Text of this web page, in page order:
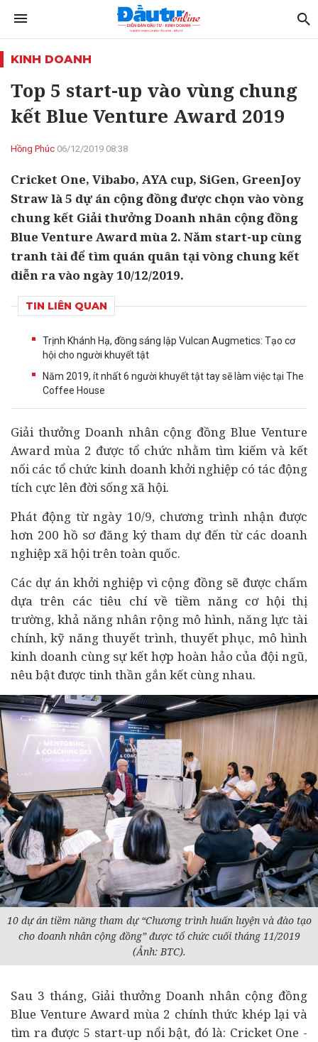
KINH DOANH
Top 5 start-up vào vùng chung
kết Blue Venture Award 2019
Hồng Phúc 06/12/2019 08:38
Cricket One, Vibabo, AYA cup, SiGen, GreenJoy
Straw là 5 dự án cộng đồng được chọn vào vòng
chung kết Giải thưởng Doanh nhân cộng đồng
Blue Venture Award mùa 2. Năm start-up cùng
tranh tài để tìm quán quân tại vòng chung kết
diễn ra vào ngày 10/12/2019.
TIN LIÊN QUAN
Trịnh Khánh Hạ, đồng sáng lập Vulcan Augmetics: Tạo cơ
hội cho người khuyết tật
Năm 2019, ít nhất 6 người khuyết tật tay sẽ làm việc tại The
Coffee House
Giải thưởng Doanh nhâncộng đồng Blue Venture
Award mùa 2 được tổ chức nhằm tìm kiếm và kết
nối các tổ chức kinh doanhkhởi nghiệp có tác động
tích cực lên đời sống xã hội.
Phát động từ ngày 10/9, chương trình nhận được
hơn 200 hồ sơ đăng ký tham dự đến từ các doanh
nghiệp xã hội trên toàn quốc.
Các dự ánkhởi nghiệp vì cộng đồng sẽ được chấm
dựa trên các tiêu chí về tiềm năng cơ hội thị
trường, khả năng nhân rộng mô hình, năng lực tài
chính, kỹ năng thuyết trình, thuyết phục, mô hình
kinh doanh cùng sự kết hợp hoàn hảo của đội ngũ,
nêu bật được tinh thần gắn kết cùng nhau.
10 dự án tiềm năng tham dự “Chương trình huấn luyện và đào tạo
cho doanh nhân cộng đồng” được tổ chức cuối tháng 11/2019
(Ảnh: BTC).
Sau 3 tháng, Giải thưởng Doanh nhân cộng đồng
Blue Venture Award mùa 2 chính thức khép lại và
tìm ra được 5 start-up nổi bật, đó là: Cricket One -